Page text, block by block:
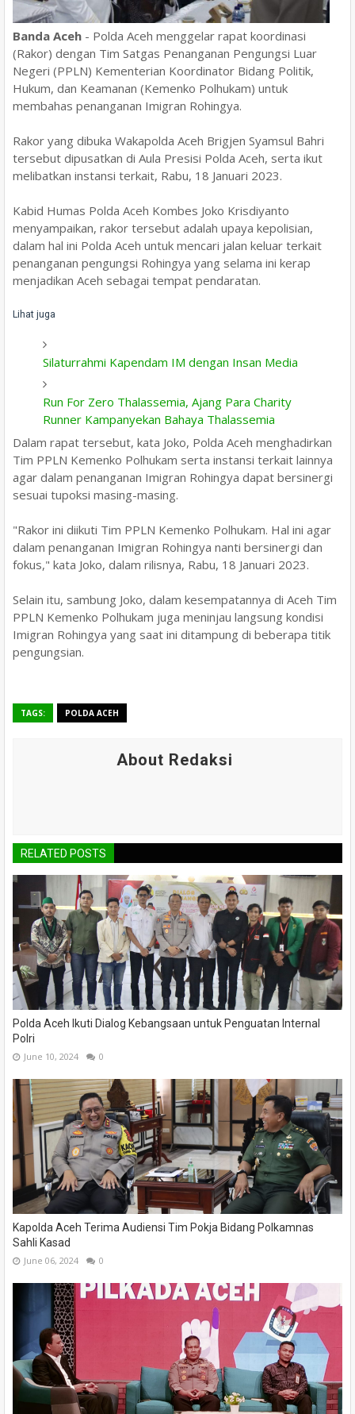
Banda Aceh - Polda Aceh menggelar rapat koordinasi
(Rakor) dengan Tim Satgas Penanganan Pengungsi Luar
Negeri (PPLN) Kementerian Koordinator Bidang Politik,
Hukum, dan Keamanan (Kemenko Polhukam) untuk
membahas penanganan Imigran Rohingya.
Rakor yang dibuka Wakapolda Aceh Brigjen Syamsul Bahri
tersebut dipusatkan di Aula Presisi Polda Aceh, serta ikut
melibatkan instansi terkait, Rabu, 18 Januari 2023.
Kabid Humas Polda Aceh Kombes Joko Krisdiyanto
menyampaikan, rakor tersebut adalah upaya kepolisian,
dalam hal ini Polda Aceh untuk mencari jalan keluar terkait
penanganan pengungsi Rohingya yang selama ini kerap
menjadikan Aceh sebagai tempat pendaratan.
Lihat juga
Silaturrahmi Kapendam IM dengan Insan Media
Run For Zero Thalassemia, Ajang Para Charity
Runner Kampanyekan Bahaya Thalassemia
Dalam rapat tersebut, kata Joko, Polda Aceh menghadirkan
Tim PPLN Kemenko Polhukam serta instansi terkait lainnya
agar dalam penanganan Imigran Rohingya dapat bersinergi
sesuai tupoksi masing-masing.
"Rakor ini diikuti Tim PPLN Kemenko Polhukam. Hal ini agar
dalam penanganan Imigran Rohingya nanti bersinergi dan
fokus," kata Joko, dalam rilisnya, Rabu, 18 Januari 2023.
Selain itu, sambung Joko, dalam kesempatannya di Aceh Tim
PPLN Kemenko Polhukam juga meninjau langsung kondisi
Imigran Rohingya yang saat ini ditampung di beberapa titik
pengungsian.
TAGS: POLDA ACEH
About Redaksi
RELATED POSTS
Polda Aceh Ikuti Dialog Kebangsaan untuk Penguatan Internal
Polri
June 10, 2024 0
Kapolda Aceh Terima Audiensi Tim Pokja Bidang Polkamnas
Sahli Kasad
June 06, 2024 0